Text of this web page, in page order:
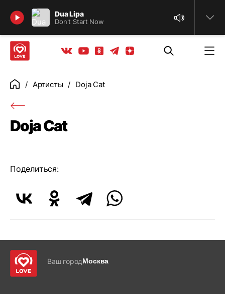
Dua Lipa
Don't Start Now
Найти
Вконтакте
YoutubeОдноклассники
ТелеграмЯндекс дзен
ГлавнаяАртисты Doja Cat
Doja Cat
Поделиться:
Ваш городМосква